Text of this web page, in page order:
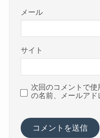
メール
サイト
次回のコメントで
の名前、メールアド